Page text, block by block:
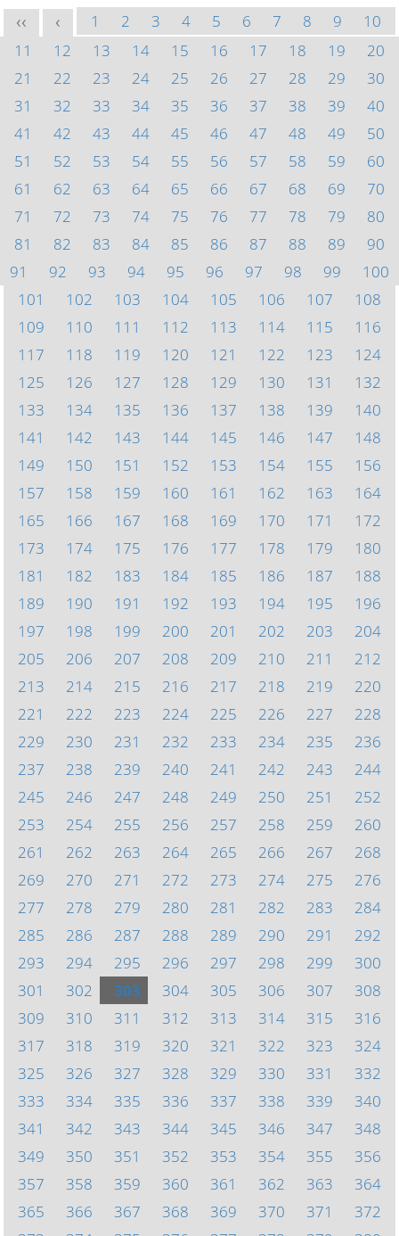
<< < 1 2 3 4 5 6 7 8 9
10
11
12 13 14 15 16 17 18 19
20
21
22 23 24 25 26 27 28 29
30
31
32 33 34 35 36 37 38 39
40
41
42 43 44 45 46 47 48 49
50
51
52 53 54 55 56 57 58 59
60
61
62 63 64 65 66 67 68 69
70
71
72 73 74 75 76 77 78 79
80
81
82 83 84 85 86 87 88 89
90
91
92 93 94 95 96 97 98 99
100
101
102 103 104 105 106 107
108
109
110 111 112 113 114 115
116
117
118 119 120 121 122 123
124
125
126 127 128 129 130 131
132
133
134 135 136 137 138 139
140
141
142 143 144 145 146 147
148
149
150 151 152 153 154 155
156
157
158 159 160 161 162 163
164
165
166 167 168 169 170 171
172
173
174 175 176 177 178 179
180
181
182 183 184 185 186 187
188
189
190 191 192 193 194 195
196
197
198 199 200 201 202 203
204
205
206 207 208 209 210 211
212
213
214 215 216 217 218 219
220
221
222 223 224 225 226 227
228
229
230 231 232 233 234 235
236
237
238 239 240 241 242 243
244
245
246 247 248 249 250 251
252
253
254 255 256 257 258 259
260
261
262 263 264 265 266 267
268
269
270 271 272 273 274 275
276
277
278 279 280 281 282 283
284
285
286 287 288 289 290 291
292
293
294 295 296 297 298 299
300
301
302 303 304 305 306 307
308
309
310 311 312 313 314 315
316
317
318 319 320 321 322 323
324
325
326 327 328 329 330 331
332
333
334 335 336 337 338 339
340
341
342 343 344 345 346 347
348
349
350 351 352 353 354 355
356
357
358 359 360 361 362 363
364
365
366 367 368 369 370 371
372